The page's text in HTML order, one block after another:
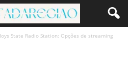
State Radio Station: Opções de streaming